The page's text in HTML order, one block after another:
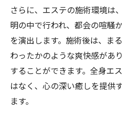
さらに、エステの施術環境は
明の中で行われ、都会の喧騒
を演出します。施術後は、ま
わったかのような爽快感があ
することができます。全身エ
はなく、心の深い癒しを提供
ます。